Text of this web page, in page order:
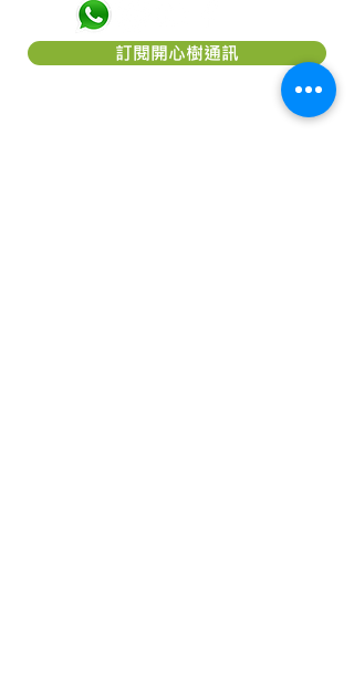
訂閱開心樹通訊